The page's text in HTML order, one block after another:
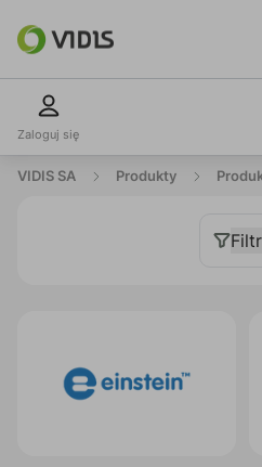
Zaloguj się
VIDIS SA Produkty